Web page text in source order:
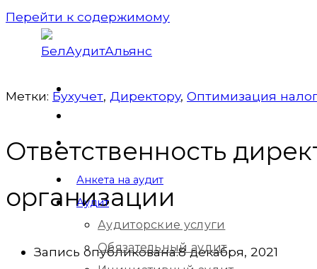
Перейти к содержимому
Анкета на аудит
Аудит
Аудиторские услуги
Обязательный аудит
Метки: Бухучет, Директорy, Оптимизация
Ответственность
организации
Запись опубликована:8 декабря, 2021